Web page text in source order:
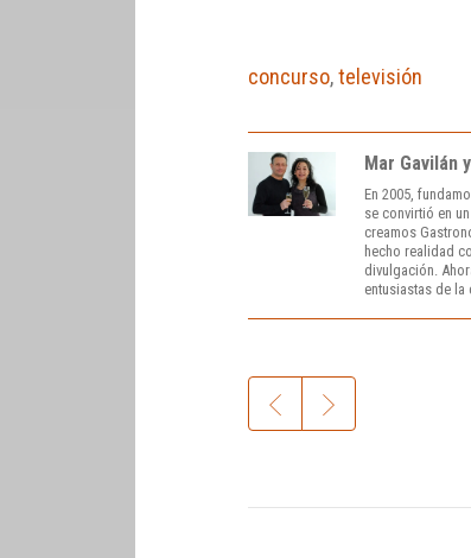
concurso,televisión
Mar Gavilán
En 2005,
se convirtió en
creamos
hecho realidad
divulgación.
entusiastas de la